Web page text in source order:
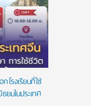
โรงเรียนที่ใช่
ยมในประเทศ